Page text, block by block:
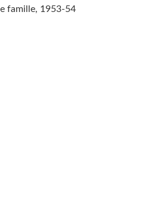
famille, 1953-54